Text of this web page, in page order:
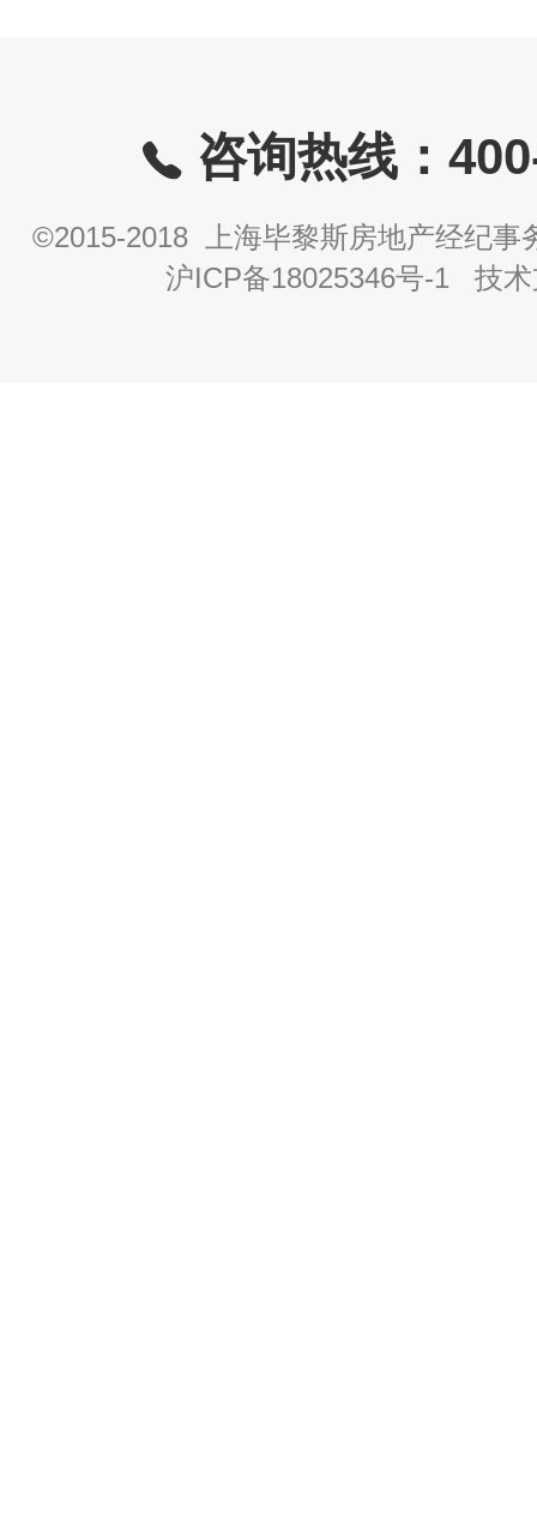
咨询热线：
©2015-2018 上海毕黎斯房地产经纪事
沪ICP备18025346号-1 技术